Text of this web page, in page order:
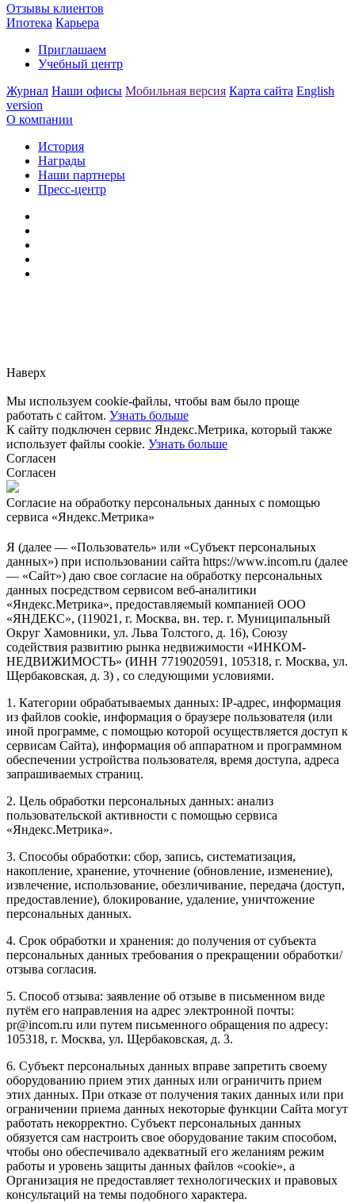
Отзывы клиентов
Ипотека Карьера
Приглашаем
Учебный центр
Журнал Наши офисы Мобильная версия Карта сайта English
version
О компании
История
Награды
Наши партнеры
Пресс-центр
Наверх
Мы используем cookie-файлы, чтобы вам было проще
работать с сайтом. Узнать больше
К сайту подключен сервис Яндекс.Метрика, который также
использует файлы cookie. Узнать больше
Согласен
Согласен
Согласие на обработку персональных данных с помощью
сервиса «Яндекс.Метрика»
Я (далее — «Пользователь» или «Субъект персональных
данных») при использовании сайта https://www.incom.ru (далее
— «Сайт») даю свое согласие на обработку персональных
данных посредством сервисом веб-аналитики
«Яндекс.Метрика», предоставляемый компанией ООО
«ЯНДЕКС», (119021, г. Москва, вн. тер. г. Муниципальный
Округ Хамовники, ул. Льва Толстого, д. 16), Союзу
содействия развитию рынка недвижимости «ИНКОМ-
НЕДВИЖИМОСТЬ» (ИНН 7719020591, 105318, г. Москва, ул.
Щербаковская, д. 3) , со следующими условиями.
1. Категории обрабатываемых данных: IP-адрес, информация
из файлов cookie, информация о браузере пользователя (или
иной программе, с помощью которой осуществляется доступ к
сервисам Сайта), информация об аппаратном и программном
обеспечении устройства пользователя, время доступа, адреса
запрашиваемых страниц.
2. Цель обработки персональных данных: анализ
пользовательской активности с помощью сервиса
«Яндекс.Метрика».
3. Способы обработки: сбор, запись, систематизация,
накопление, хранение, уточнение (обновление, изменение),
извлечение, использование, обезличивание, передача (доступ,
предоставление), блокирование, удаление, уничтожение
персональных данных.
4. Срок обработки и хранения: до получения от субъекта
персональных данных требования о прекращении обработки/
отзыва согласия.
5. Способ отзыва: заявление об отзыве в письменном виде
путём его направления на адрес электронной почты:
pr@incom.ru или путем письменного обращения по адресу:
105318, г. Москва, ул. Щербаковская, д. 3.
6. Субъект персональных данных вправе запретить своему
оборудованию прием этих данных или ограничить прием
этих данных. При отказе от получения таких данных или при
ограничении приема данных некоторые функции Сайта могут
работать некорректно. Субъект персональных данных
обязуется сам настроить свое оборудование таким способом,
чтобы оно обеспечивало адекватный его желаниям режим
работы и уровень защиты данных файлов «cookie», а
Организация не предоставляет технологических и правовых
консультаций на темы подобного характера.